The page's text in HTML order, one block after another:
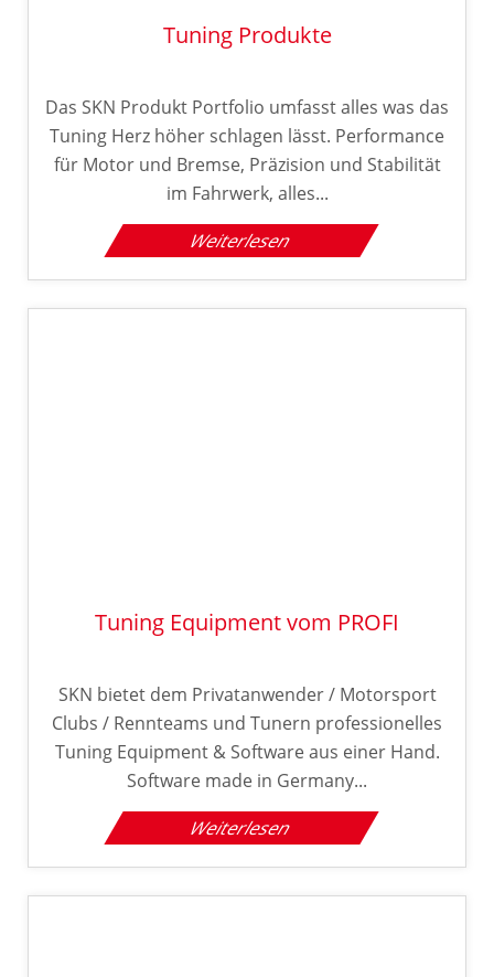
Tuning Produkte
Das SKN Produkt Portfolio umfasst alles was das
Tuning Herz höher schlagen lässt. Performance
für Motor und Bremse, Präzision und Stabilität
im Fahrwerk, alles...
Weiterlesen
Tuning Equipment vom PROFI
SKN bietet dem Privatanwender / Motorsport
Clubs / Rennteams und Tunern professionelles
Tuning Equipment & Software aus einer Hand.
Software made in Germany...
Weiterlesen